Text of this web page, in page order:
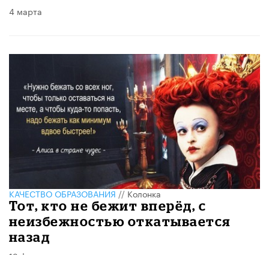
4 марта
КАЧЕСТВО ОБРАЗОВАНИЯ//Колонка
Тот, кто не бежит вперёд, с
неизбежностью откатывается
назад